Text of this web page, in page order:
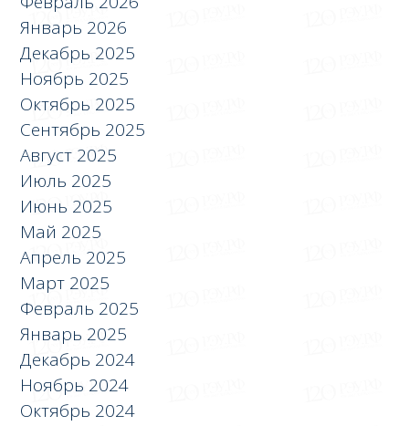
Январь 2026
Декабрь 2025
Ноябрь 2025
Октябрь 2025
Сентябрь 2025
Август 2025
Июль 2025
Июнь 2025
Май 2025
Апрель 2025
Март 2025
Февраль 2025
Январь 2025
Декабрь 2024
Ноябрь 2024
Октябрь 2024